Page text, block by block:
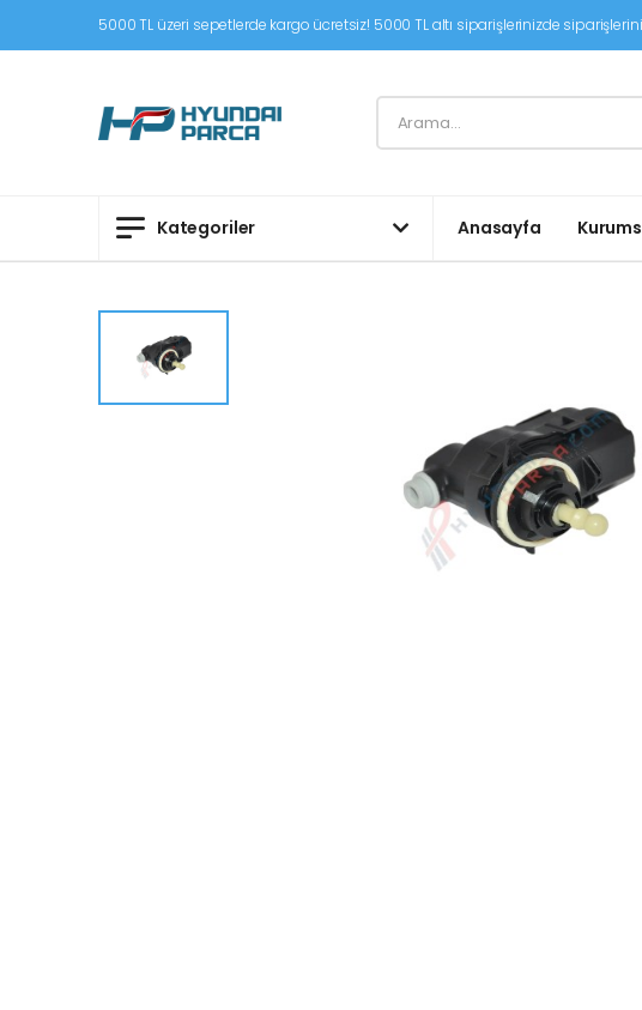
5000 TL üzeri sepetlerde kargo ücretsiz! 5000 TL altı siparişlerinizde
Kategoriler Anasayfa